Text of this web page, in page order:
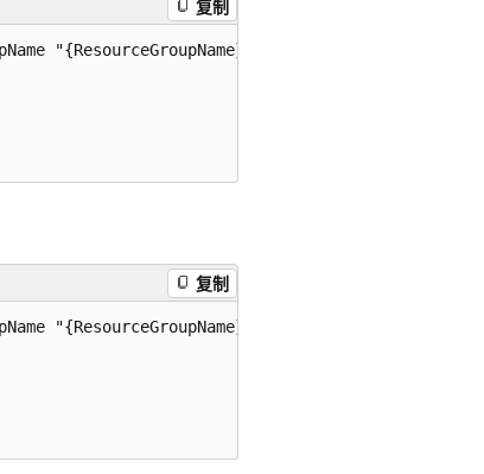
复制
"{ResourceGroupName}"
复制
"{ResourceGroupName}" -EnableHttpsTrafficOnly